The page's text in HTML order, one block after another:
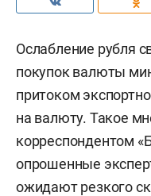
Ослабление рубля
покупок валюты
притоком
на валюту. Такое
корреспондентом
опрошенные
ожидают резкого